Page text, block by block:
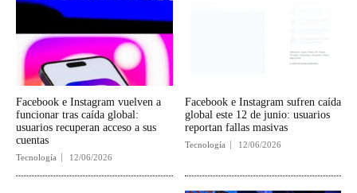
Facebook e Instagram vuelven a
funcionar tras caída global:
usuarios recuperan acceso a sus
cuentas
Tecnología 12/06/2026
Facebook e Instagram sufren caída
global este 12 de junio: usuarios
reportan fallas masivas
Tecnología 12/06/2026